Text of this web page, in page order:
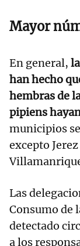
Mayor
En general,
han hecho
hembras de
pipiens
municipios
excepto
Las
Consumo de
detectado
a los